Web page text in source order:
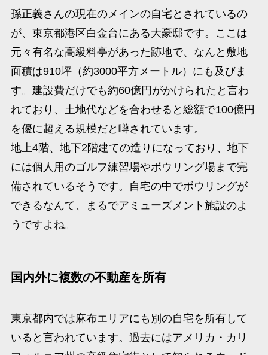
孫正義さんの現在のメインの自宅とされているの
が、東京都港区白金台にある大豪邸です。​ここは
元々有名な高級料亭があった跡地で、なんと敷地
面積は910坪（約3000平方メートル）にも及びま
す。​建設費だけでも約60億円がかけられたと言わ
れており、土地代などを合わせると総額で100億円
を優に超える規模だと噂されています。
地上4階、地下2階建ての造りになっており、地下
には個人用のゴルフ練習場やボウリング場まで完
備されているそうです。自宅の中でボウリングが
できるなんて、まるでアミューズメント施設のよ
うですよね。​
国内外に複数の不動産を所有
東京都内では麻布エリアにも別の自宅を所有して
いると言われています。​過去にはアメリカ・カリ